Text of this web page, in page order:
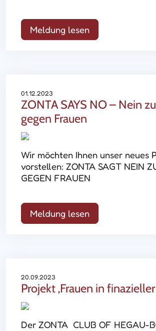
Meldung lesen
01.12.2023
ZONTA SAYS NO – Nein
gegen Frauen
Wir möchten Ihnen unser neues
vorstellen: ZONTA SAGT NEIN
GEGEN FRAUEN
Meldung lesen
20.09.2023
Projekt ‚Frauen in
Der ZONTA CLUB OF HEGAU-